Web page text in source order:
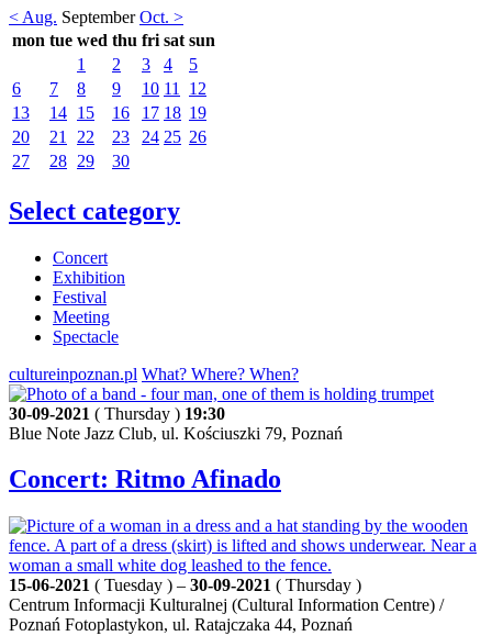
< Aug. September Oct. >
mon tue wed thu fri sat sun
1
2 3 4
5
6
7 8 9 10 11
12
13
14 15 16 17 18 19
20
21 22 23 24 25 26
27
28 29 30
Select category
Concert
Exhibition
Festival
Meeting
Spectacle
cultureinpoznan.pl What? Where? When?
30-09-2021 ( Thursday ) 19:30
Blue Note Jazz Club, ul. Kościuszki 79, Poznań
Concert: Ritmo Afinado
15-06-2021 ( Tuesday ) – 30-09-2021 ( Thursday )
Centrum Informacji Kulturalnej (Cultural Information Centre) /
Poznań Fotoplastykon, ul. Ratajczaka 44, Poznań